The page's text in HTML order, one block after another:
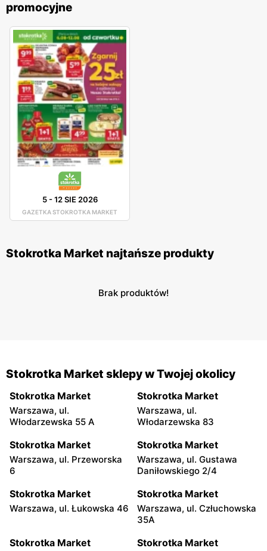
promocyjne
5-12 SIE 2026
GAZETKA STOKROTKA MARKET
Stokrotka Market najtańsze produkty
Brak produktów!
Stokrotka Market sklepy w Twojej okolicy
Stokrotka Market
Warszawa, ul.
Włodarzewska 55 A
Stokrotka Market
Warszawa, ul.
Włodarzewska 83
Stokrotka Market
Warszawa, ul. Przeworska
6
Stokrotka Market
Warszawa, ul. Gustawa
Daniłowskiego 2/4
Stokrotka Market
Warszawa, ul. Łukowska 46
Stokrotka Market
Warszawa, ul. Człuchowska
35A
Stokrotka Market Stokrotka Market